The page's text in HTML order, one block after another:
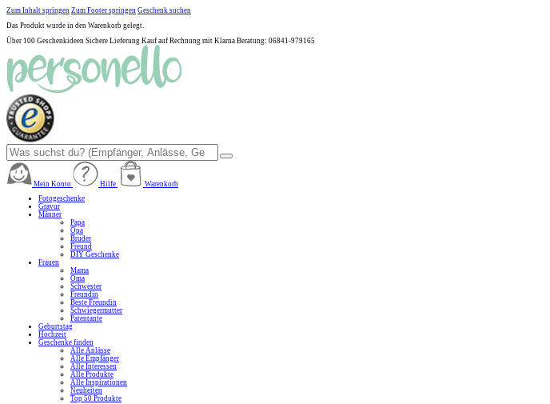
Zum Inhalt springen Zum Footer springen Geschenk suchen
Das Produkt wurde in den Warenkorb gelegt.
Über 100 Geschenkideen Sichere Lieferung Kauf auf Rechnung mit Klarna Beratung: 06841-979165
Mein Konto Hilfe
Warenkorb
Fotogeschenke
Gravur
Männer
Papa
Opa
Bruder
Freund
DIY Geschenke
Frauen
Mama
Oma
Schwester
Freundin
Beste Freundin
Schwiegermutter
Patentante
Geburtstag
Hochzeit
Geschenke finden
Alle Anlässe
Alle Empfänger
Alle Interessen
Alle Produkte
Alle Inspirationen
Neuheiten
Top 50 Produkte